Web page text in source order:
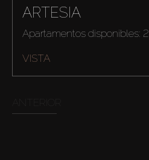
ARTESIA
Apartamentos disponibles: 2
VISTA